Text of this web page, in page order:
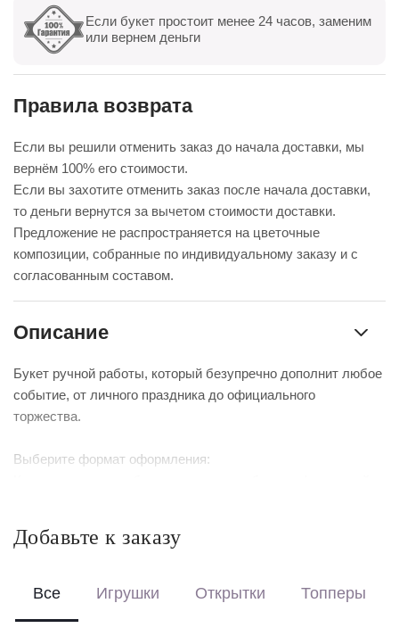
Показать все Оставить отзыв
Если букет простоит менее 24 часов, заменим
или вернем деньги
Правила возврата
Если вы решили отменить заказ до начала доставки, мы
вернём 100% его стоимости.
Если вы захотите отменить заказ после начала доставки,
то деньги вернутся за вычетом стоимости доставки.
Предложение не распространяется на цветочные
композиции, собранные по индивидуальному заказу и с
согласованным составом.
Описание
Букет ручной работы, который безупречно дополнит любое
событие, от личного праздника до официального
торжества.
Выберите формат оформления:
Перевяжем лентой – идеальный минималистичный вариант
Добавьте к заказу
Все Игрушки Открытки Топперы